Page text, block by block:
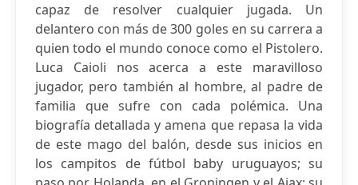
capaz de resolver cualquier jugada. Un
delantero con más de 300 goles en su carrera a
quien todo el mundo conoce como el Pistolero.
Luca Caioli nos acerca a este maravilloso
jugador, pero también al hombre, al padre de
familia que sufre con cada polémica. Una
biografía detallada y amena que repasa la vida
de este mago del balón, desde sus inicios en
los campitos de fútbol baby uruguayos; su